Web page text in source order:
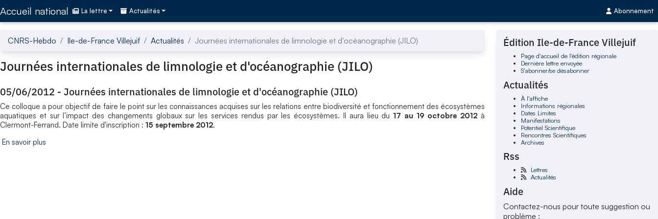
Accueil national La lettre Actualités Abonnement
CNRS-Hebdo Ile-de-France Villejuif Actualités Journées internationales de limnologie et d'océanographie (JILO)
Journées internationales de limnologie et d'océanographie (JILO)
05/06/2012 - Journées internationales de limnologie et d'océanographie (JILO)
Ce colloque a pour objectif de faire le point sur les connaissances acquises sur les relations entre biodiversité et fonctionnement des écosystèmes
aquatiques et sur l’impact des changements globaux sur les services rendus par les écosystèmes. Il aura lieu du17 au 19 octobre 2012 à
Clermont-Ferrand. Date limite d'inscription : 15 septembre 2012.
En savoir plus
Édition Ile-de-France Villejuif
Page d'accueil de l'édition régionale
Dernière lettre envoyée
S'abonner/se désabonner
Actualités
À l'affiche
Informations régionales
Dates Limites
Manifestations
Potentiel Scientifique
Rencontres Scientifiques
Archives
Rss
Lettres
Actualités
Aide
Contactez-nous pour toute suggestion ou
problème :